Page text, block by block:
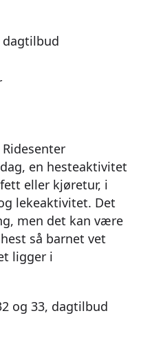
dagtilbud
en hesteaktivitet
eller kjøretur, i
lekeaktivitet. Det
men det kan være
så barnet vet
ligger i
og 33, dagtilbud